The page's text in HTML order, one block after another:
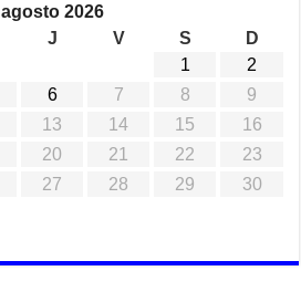
agosto 2026
J V S
D
1
2
6 7 8
9
13 14 15
16
20 21 22
23
27 28 29
30